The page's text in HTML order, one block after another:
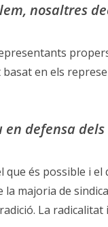
nosaltres
en els
defensa
és possible i
majoria de
La